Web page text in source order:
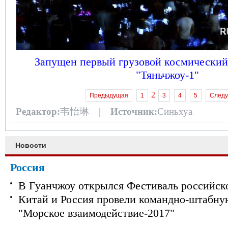
Запущен первый грузовой
"Тяньчжоу-1"
Предыдущая 1 2 3 4 5
Редактор:韦怡琳 | Источник:Синьхуа
Новости
Россия
В Гуанчжоу открылся Фестиваль
Китай и Россия провели командно-
"Морское взаимодействие-2017"